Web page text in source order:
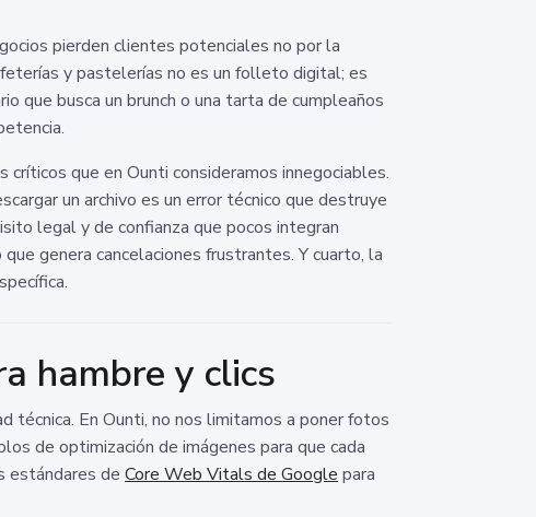
pierden clientes potenciales no por la
y pastelerías no es un folleto digital; es
que busca un brunch o una tarta de cumpleaños
que en Ounti consideramos innegociables.
un archivo es un error técnico que destruye
legal y de confianza que pocos integran
genera cancelaciones frustrantes. Y cuarto, la
hambre y clics
técnica. En Ounti, no nos limitamos a poner fotos
de optimización de imágenes para que cada
estándares de Core Web Vitals de Google para